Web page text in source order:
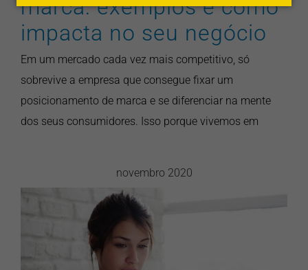
marca: exemplos e como
impacta no seu negócio
Em um mercado cada vez mais competitivo, só
sobrevive a empresa que consegue fixar um
posicionamento de marca e se diferenciar na mente
dos seus consumidores. Isso porque vivemos em
novembro 2020
Tendências em design de